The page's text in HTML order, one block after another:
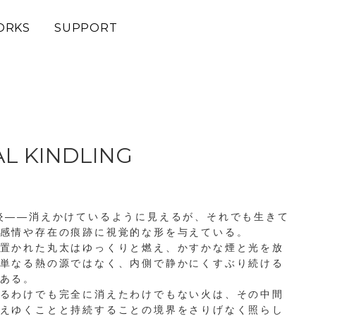
SUPPORT
KINDLING
――消えかけているように見えるが、それでも生きて
や存在の痕跡に視覚的な形を与えている。
かれた丸太はゆっくりと燃え、かすかな煙と光を放
なる熱の源ではなく、内側で静かにくすぶり続ける
る。
わけでも完全に消えたわけでもない火は、その中間
ゆくことと持続することの境界をさりげなく照らし